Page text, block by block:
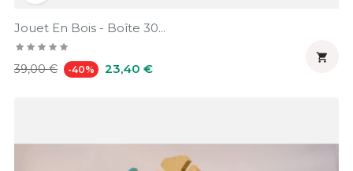
Jouet En Bois - Boîte 30...
Prix
39,00 € -40% Prix
23,40 €
